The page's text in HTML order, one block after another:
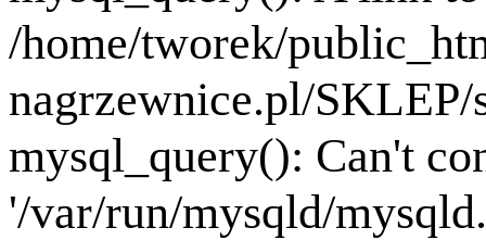
/home/tworek/
nagrzewnice.pl/
mysql_query(): Can't
'/var/run/mysqld/